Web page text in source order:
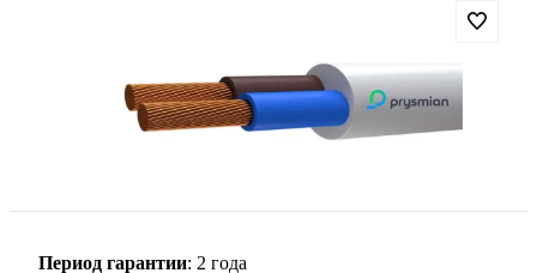
Период гарантии: 2 года